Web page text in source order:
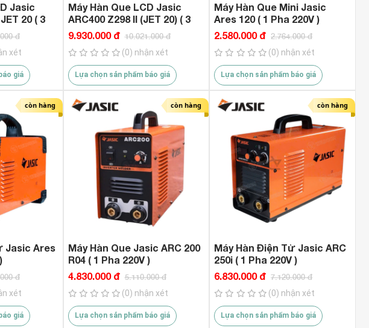
Pin Dekton
Mới 11/2023
https://duc7hienstore.com/may-
cua-go-dekton-dk-cg190plus-
duc7hien 1.150.000 VND
Combo Máy Rửa Xe Pin
PW4820BL ( Thế Hệ Mới )
1.589.000 VND
Jasic
20 ( 3
đ
xét
giá
Máy Hàn Que LCD Jasic
ARC400 Z298 II (JET 20) ( 3
Pha 380V )
9.930.000 đ 10.021.000 đ
(0) nhận xét
Lựa chọn sản phẩm báo giá
Máy Hàn Que Mini Jasic
Ares 120 ( 1 Pha 220V )
2.580.000 đ 2.764.000 đ
(0) nhận xét
Lựa chọn sản phẩm báo giá
còn hàng
Jasic Ares
đ
xét
giá
còn hàng
Máy Hàn Que Jasic ARC 200
R04 ( 1 Pha 220V )
4.830.000 đ 5.110.000 đ
(0) nhận xét
Lựa chọn sản phẩm báo giá
còn hàng
Máy Hàn Điện Tử Jasic ARC
250i ( 1 Pha 220V )
6.830.000 đ 7.120.000 đ
(0) nhận xét
Lựa chọn sản phẩm báo giá